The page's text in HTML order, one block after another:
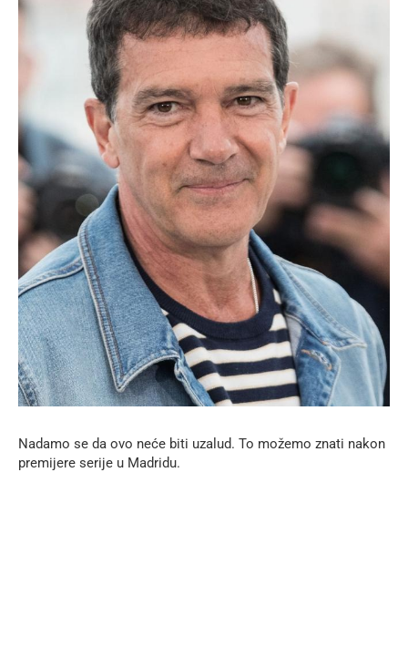
Nadamo se da ovo neće biti uzalud. To možemo znati nakon
premijere serije u Madridu.